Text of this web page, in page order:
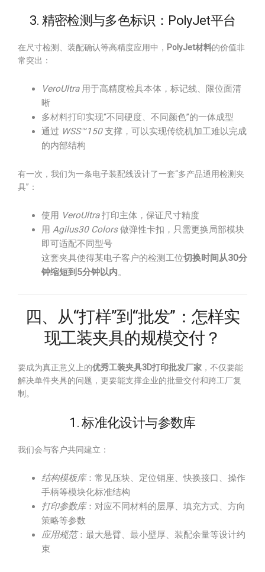
3. 精密检测与多色标识：PolyJet平台
在尺寸检测、装配确认等高精度应用中， PolyJet材料的价值非
常突出：
VeroUltra用于高精度检具本体，标记线、限位面清
晰
多材料打印实现“不同硬度、不同颜色”的一体成型
通过 WSS™150支撑，可以实现传统机加工难以完成
的内部结构
有一次，我们为一条电子装配线设计了一套“多产品通用检测夹
具”：
使用 VeroUltra打印主体，保证尺寸精度
用 Agilus30 Colors做弹性卡扣，只需更换局部模块
即可适配不同型号
这套夹具使得某电子客户的检测工位切换时间从30分
钟缩短到5分钟以内。
四、从“打样”到“批发”：怎样实
现工装夹具的规模交付？
要成为真正意义上的优秀工装夹具3D打印批发厂家 ，不仅要能
解决单件夹具的问题，更要能支撑企业的批量交付和跨工厂复
制。
1. 标准化设计与参数库
我们会与客户共同建立：
结构模板库：常见压块、定位销座、快换接口、操作
手柄等模块化标准结构
打印参数库：对应不同材料的层厚、填充方式、方向
策略等参数
应用规范：最大悬臂、最小壁厚、装配余量等设计约
束